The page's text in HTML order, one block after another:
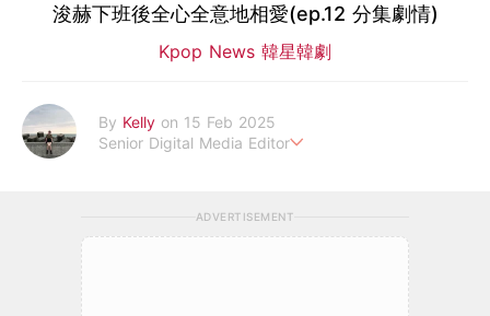
浚赫下班後全心全意地相愛(ep.12 分集劇情)
Kpop News 韓星韓劇
By Kelly on 15 Feb 2025
Senior Digital Media Editor
ADVERTISEMENT